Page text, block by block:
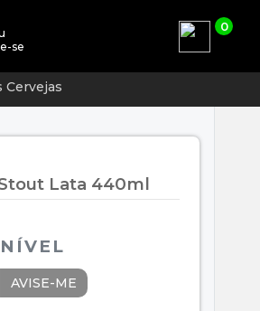
se
0
Cervejas
Lata 440ml
AVISE-ME